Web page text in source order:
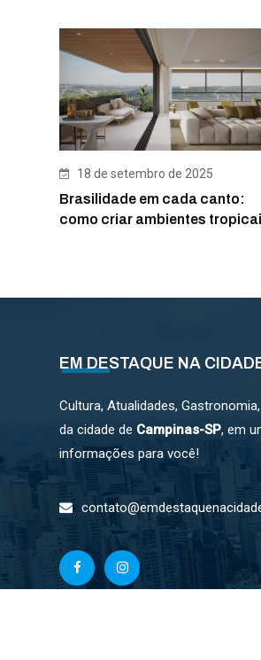
18 de setembro de 2025
Brasilidade em cada canto:
como criar ambientes
EM DESTAQUE NA
Cultura, Atualidades,
da cidade de Campinas-SP, em
informações para você!